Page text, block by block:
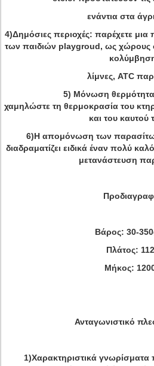
ενάντια στα
4)Δημόσιες περιοχές: παρέχετε
των παιδιών playgroud, ως χώρους
λίμνες, ATC
5) Μόνωση
χαμηλώστε τη θερμοκρασία του
και του καυτού
6)Η απομόνωση των
διαδραματίζει ειδικά έναν πολύ
μετανάστευση
Βάρος: 30-
Πλάτος:
Μήκος:
Ανταγωνιστικό
1)Χαρακτηριστικά